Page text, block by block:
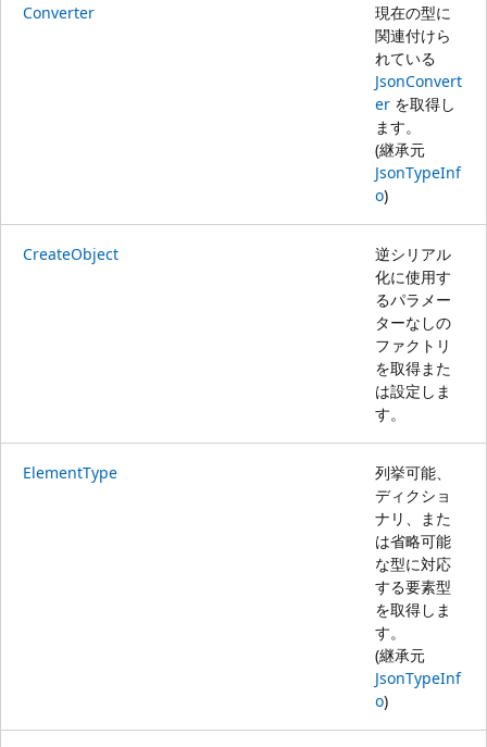
Converter
現在の型に
関連付けら
れている
JsonConvert
er を取得し
ます。
(継承元
JsonTypeInf
o)
CreateObject
逆シリアル
化に使用す
るパラメー
ターなしの
ファクトリ
を取得また
は設定しま
す。
ElementType
列挙可能、
ディクショ
ナリ、また
は省略可能
な型に対応
する要素型
を取得しま
す。
(継承元
JsonTypeInf
o)